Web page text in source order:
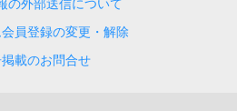
の外部送信について
員登録の変更・解除
載のお問合せ